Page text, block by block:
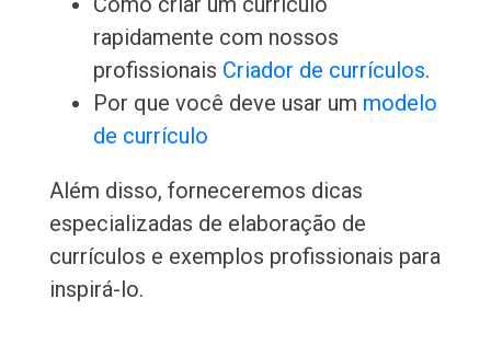
rapidamente com nossos
profissionais Criador de currículos.
Por que você deve usar um modelo
de currículo
Além disso, forneceremos dicas
especializadas de elaboração de
currículos e exemplos profissionais para
inspirá-lo.